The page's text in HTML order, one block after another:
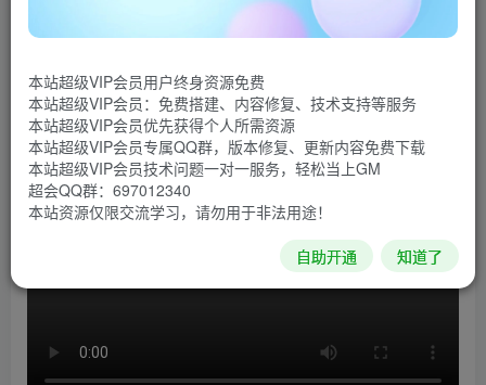
《亡灵诡计》是一款由洛杉矶的独立游戏开发者White
魂》和《旺达与巨像》的混合体，在游戏中玩家将探索一个
充满野兽，骑士，以及巨大怪物的外星世界。
游戏视频
本站超级VIP会员用户终身资源免费
本站超级VIP会员：免费搭建、内容修复、技术支持等服务
本站超级VIP会员优先获得个人所需资源
本站超级VIP会员专属QQ群，版本修复、更新内容免费下载
本站超级VIP会员技术问题一对一服务，轻松当上GM
超会QQ群：697012340
本站资源仅限交流学习，请勿用于非法用途！
自助开通 知道了